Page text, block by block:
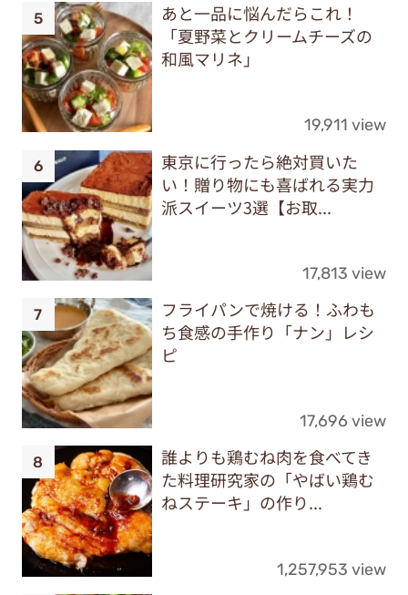
あと一品に悩んだらこれ！
「夏野菜とクリームチーズの
和風マリネ」
19,911 view
東京に行ったら絶対買いた
い！贈り物にも喜ばれる実力
派スイーツ3選【お取...
17,813 view
フライパンで焼ける！ふわも
ち食感の手作り「ナン」レシ
ピ
17,696 view
誰よりも鶏むね肉を食べてき
た料理研究家の「やばい鶏む
ねステーキ」の作り...
1,257,953 view